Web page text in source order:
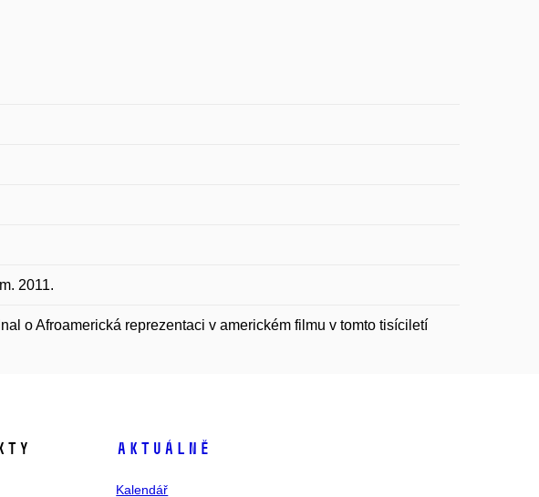
2011.
o Afroamerická reprezentaci v americkém filmu v tomto tisíciletí
Aktuálně
Kalendář